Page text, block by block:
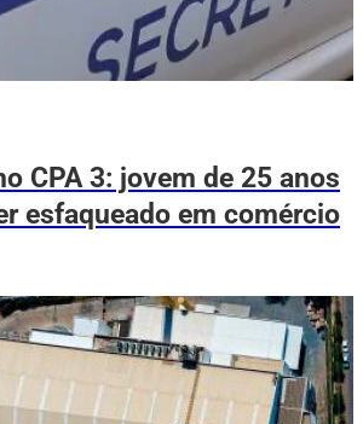
CPA 3: jovem de 25 anos
esfaqueado em comércio